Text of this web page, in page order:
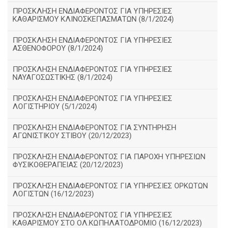
ΠΡΟΣΚΛΗΣΗ ΕΝΔΙΑΦΕΡΟΝΤΟΣ ΓΙΑ ΥΠΗΡΕΣΙΕΣ
ΚΑΘΑΡΙΣΜΟΥ ΚΛΙΝΟΣΚΕΠΑΣΜΑΤΩΝ (8/1/2024)
ΠΡΟΣΚΛΗΣΗ ΕΝΔΙΑΦΕΡΟΝΤΟΣ ΓΙΑ ΥΠΗΡΕΣΙΕΣ
ΑΣΘΕΝΟΦΟΡΟΥ (8/1/2024)
ΠΡΟΣΚΛΗΣΗ ΕΝΔΙΑΦΕΡΟΝΤΟΣ ΓΙΑ ΥΠΗΡΕΣΙΕΣ
ΝΑΥΑΓΟΣΩΣΤΙΚΗΣ (8/1/2024)
ΠΡΟΣΚΛΗΣΗ ΕΝΔΙΑΦΕΡΟΝΤΟΣ ΓΙΑ ΥΠΗΡΕΣΙΕΣ
ΛΟΓΙΣΤΗΡΙΟΥ (5/1/2024)
ΠΡΟΣΚΛΗΣΗ ΕΝΔΙΑΦΕΡΟΝΤΟΣ ΓΙΑ ΣΥΝΤΗΡΗΣΗ
ΑΓΩΝΙΣΤΙΚΟΥ ΣΤΙΒΟΥ (20/12/2023)
ΠΡΟΣΚΛΗΣΗ ΕΝΔΙΑΦΕΡΟΝΤΟΣ ΓΙΑ ΠΑΡΟΧΗ ΥΠΗΡΕΣΙΩΝ
ΦΥΣΙΚΟΘΕΡΑΠΕΙΑΣ (20/12/2023)
ΠΡΟΣΚΛΗΣΗ ΕΝΔΙΑΦΕΡΟΝΤΟΣ ΓΙΑ ΥΠΗΡΕΣΙΕΣ ΟΡΚΩΤΩΝ
ΛΟΓΙΣΤΩΝ (16/12/2023)
ΠΡΟΣΚΛΗΣΗ ΕΝΔΙΑΦΕΡΟΝΤΟΣ ΓΙΑ ΥΠΗΡΕΣΙΕΣ
ΚΑΘΑΡΙΣΜΟΥ ΣΤΟ ΟΛ.ΚΩΠΗΛΑΤΟΔΡΟΜΙΟ (16/12/2023)